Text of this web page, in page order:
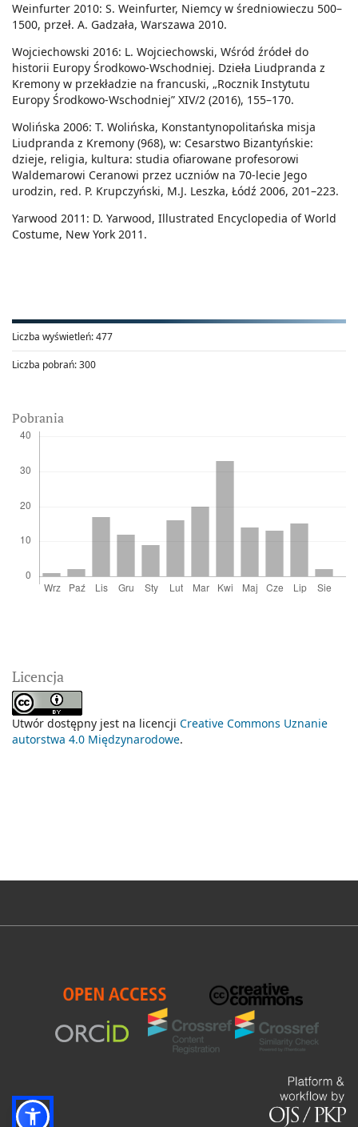
Liczba wyświetleń:477
Liczba pobrań:300
Pobrania
Weinfurter 2010: S. Weinfurter, Niemcy w średniowieczu 500–
1500, przeł. A. Gadzała, Warszawa 2010.
Wojciechowski 2016: L. Wojciechowski, Wśród źródeł do
historii Europy Środkowo-Wschodniej. Dzieła Liudpranda z
Kremony w przekładzie na francuski, „Rocznik Instytutu
Europy Środkowo-Wschodniej” XIV/2 (2016), 155–170.
Wolińska 2006: T. Wolińska, Konstantynopolitańska misja
Liudpranda z Kremony (968), w: Cesarstwo Bizantyńskie:
dzieje, religia, kultura: studia ofiarowane profesorowi
Waldemarowi Ceranowi przez uczniów na 70-lecie Jego
urodzin, red. P. Krupczyński, M.J. Leszka, Łódź 2006, 201–223.
Yarwood 2011: D. Yarwood, Illustrated Encyclopedia of World
Costume, New York 2011.
Licencja
Utwór dostępny jest na licencji Creative Commons Uznanie
autorstwa 4.0 Międzynarodowe.